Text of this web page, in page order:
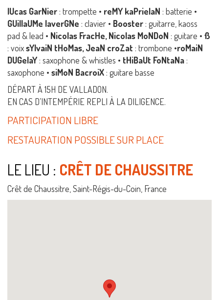
lUcas GarNier : trompette • reMY kaPrielaN : batterie •
GUillaUMe laverGNe : clavier • Booster : guitarre, kaoss
pad & lead • Nicolas FracHe, Nicolas MoNDoN : guitare • ß
: voixsYlvaiN tHoMas, JeaN croZat : trombone •roMaiN
DUGelaY : saxophone & whistles • tHiBaUt FoNtaNa :
saxophone • siMoN BacroiX : guitare basse
DÉPART À 15H DE VALLADON.
EN CAS D’INTEMPÉRIE REPLI À LA DILIGENCE.
PARTICIPATION LIBRE
RESTAURATION POSSIBLE SUR PLACE
LE LIEU : CRÊT DE CHAUSSITRE
Crêt de Chaussitre, Saint-Régis-du-Coin, France